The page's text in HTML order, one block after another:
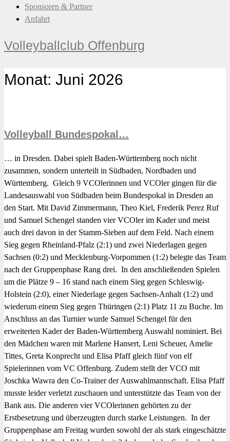
Sponsoren & Partner
Anfahrt
Volleyballclub Offenburg
Monat: Juni 2026
Volleyball Bundespokal…
… in Dresden. Dabei spielt Baden-Württemberg noch nicht
zusammen, sondern unterteilt in Südbaden, Nordbaden und
Württemberg. Gleich 9 VCOlerinnen und VCOler gingen für die
Landesauswahl von Südbaden beim Bundespokal in Dresden an
den Start. Mit David Zimmermann, Theo Kiel, Frederik Perez Ruf
und Samuel Schengel standen vier VCOler im Kader und meist
auch drei davon in der Stamm-Sieben auf dem Feld. Nach einem
Sieg gegen Rheinland-Pfalz (2:1) und zwei Niederlagen gegen
Sachsen (0:2) und Mecklenburg-Vorpommen (1:2) belegte das Team
nach der Gruppenphase Rang drei. In den anschließenden Spielen
um die Plätze 9 – 16 stand nach einem Sieg gegen Schleswig-
Holstein (2:0), einer Niederlage gegen Sachsen-Anhalt (1:2) und
wiederum einem Sieg gegen Thüringen (2:1) Platz 11 zu Buche. Im
Anschluss an das Turnier wurde Samuel Schengel für den
erweiterten Kader der Baden-Württemberg Auswahl nominiert. Bei
den Mädchen waren mit Marlene Hansert, Leni Scheuer, Amelie
Tittes, Greta Konprecht und Elisa Pfaff gleich fünf von elf
Spielerinnen vom VC Offenburg. Zudem stellt der VCO mit
Joschka Wawra den Co-Trainer der Auswahlmannschaft. Elisa Pfaff
musste leider verletzt zuschauen und unterstützte das Team von der
Bank aus. Die anderen vier VCOlerinnen gehörten zu der
Erstbesetzung und überzeugten durch starke Leistungen. In der
Gruppenphase am Freitag wurden sowohl der als stark eingeschätzte